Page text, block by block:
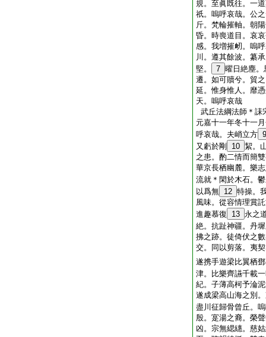
規。至眞既往。一
祇。嗚呼哀哉。公
斤。梵輪摧軸。朝
昏。時喪道目。哀
感。我増摧衂。嗚
川。遵其餘波。纂
堅。
7 曜日絶塵。
遷。如可贖兮。貿
延。惟身惟人。靡
天。嗚呼哀哉
武丘法綱法師＊誄
元嘉十一年冬十一
呼哀哉。夫峭立方 9
又虧於剛
10 絜。
之患。酌二情而簡
華京長栖幽麓。樂
流就＊閑於木石。
以爲無 12 特操。
風味。從容情理賞
進趣慕復
13 永之
絶。抗趾神疆。丹
拂之跡。徒倚伏之
交。同以剪落。夷
遂携手遊梁比翼栖
津。比樂齊讌千載
紀。子薄高柯予淪
遂成梁高山海之別
盡川征歸骨曾丘。
殷。寔湯之裔。榮
凶。宗無緦繐。慈